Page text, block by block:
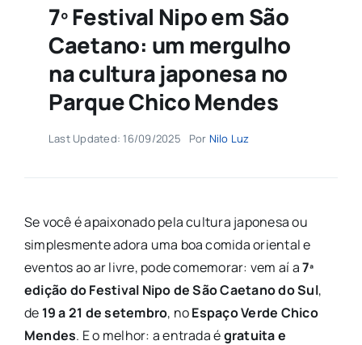
7º Festival Nipo em São
Caetano: um mergulho
na cultura japonesa no
Parque Chico Mendes
Last Updated: 16/09/2025 Por Nilo Luz
Se você é apaixonado pela cultura japonesa ou
simplesmente adora uma boa comida oriental e
eventos ao ar livre, pode comemorar: vem aí a7ª
edição do Festival Nipo de São Caetano do Sul,
de 19 a 21 de setembro, noEspaço Verde Chico
Mendes. E o melhor: a entrada égratuita e